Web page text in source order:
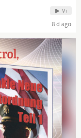
Vi
8 d ago